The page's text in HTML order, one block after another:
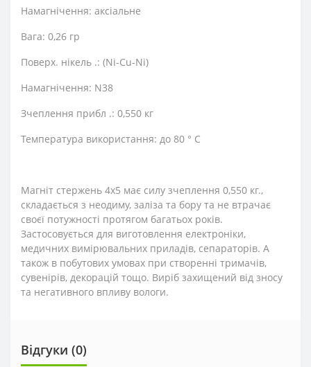
Намагнічення: аксіальне
Вага: 0,26 гр
Поверх. нікель .: (Ni-Cu-Ni)
Намагнічення: N38
Зчеплення прибл .: 0,550 кг
Температура використання: до 80 ° C
Магніт стержень 4х5 має силу зчеплення 0,550 кг.,
складається з неодиму, заліза та бору та не втрачає
своєї потужності протягом багатьох років.
Застосовується для виготовлення електроніки,
медичних вимірювальних приладів, сепараторів. А
також в побутових умовах при створенні тримачів,
сувенірів, декорацій тощо. Виріб захищений від зносу
та негативного впливу вологи.
Відгуки (0)